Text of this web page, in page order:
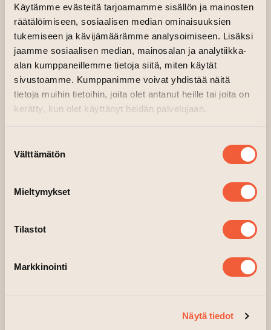
Käytämme evästeitä tarjoamamme sisällön ja mainosten
räätälöimiseen, sosiaalisen median ominaisuuksien
tukemiseen ja kävijämäärämme analysoimiseen. Lisäksi
jaamme sosiaalisen median, mainosalan ja analytiikka-
alan kumppaneillemme tietoja siitä, miten käytät
sivustoamme. Kumppanimme voivat yhdistää näitä
tietoja muihin tietoihin, joita olet antanut heille tai joita on
kerätty, kun olet käyttänyt heidän palvelujaan.
valinta
Välttämätön
Mieltymykset
Tilastot
Markkinointi
Näytä tiedot
tuottajaKristina Vahvaselkätoivoo.
Taiteen talo on eri taiteenlajeja yhdistävä
kohtaamispaikka, joten Elokuvapäivän on
luontevaa tehdä yhteistyötä muiden talon
toimijoiden kanssa. Elokuvanäytöksen lisäksi
katsojat voivat ennen elokuvan alkua
tutustua Taiteen talon muuhun tarjontaan.